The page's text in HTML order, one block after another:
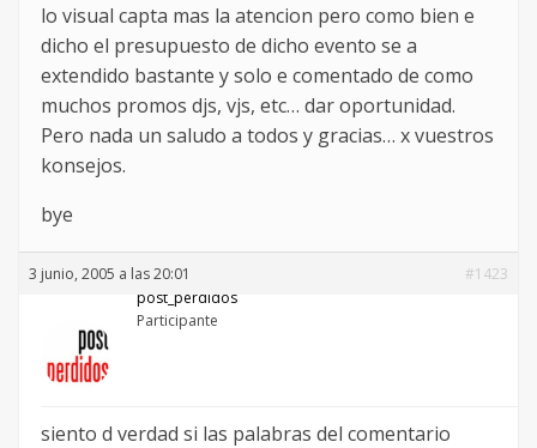
lo visual capta mas la atencion pero como bien e
dicho el presupuesto de dicho evento se a
extendido bastante y solo e comentado de como
muchos promos djs, vjs, etc… dar oportunidad.
Pero nada un saludo a todos y gracias… x vuestros
konsejos.
bye
3 junio, 2005 a las 20:01
#1423
post_perdidos
Participante
siento d verdad si las palabras del comentario